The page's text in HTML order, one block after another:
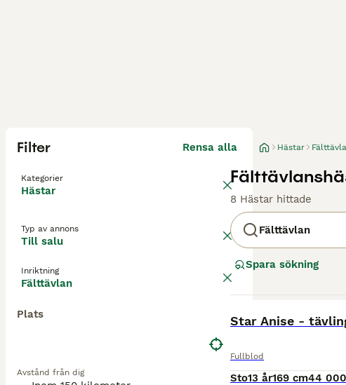
Filter Rensa alla
Kategorier
Hästar
Typ av annons
Till salu
Inriktning
Fälttävlan
Plats
Avstånd från dig
Hästar
8 Hästar hittade
Fälttävlan
Spara sökning
Star Anise -
Fullblod
Sto13 år169 cm44